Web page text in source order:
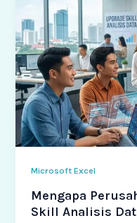
Microsoft Excel
Mengapa
Skill Analisis